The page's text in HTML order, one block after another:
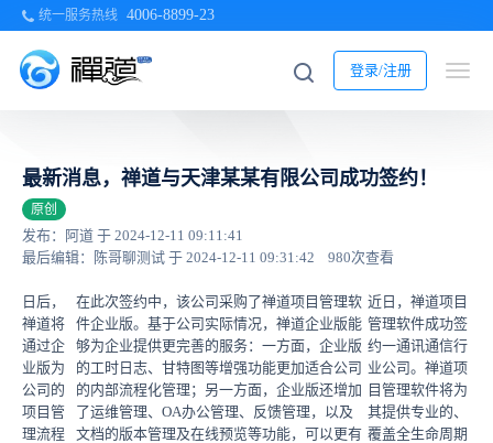
统一服务热线 4006-8899-23
登录/注册
最新消息，禅道与天津某某有限公司成功签约！
原创
发布：阿道 于 2024-12-11 09:11:41
最后编辑：陈哥聊测试 于 2024-12-11 09:31:42
980次查看
近日，禅道项目
管理软件成功签
约一通讯通信行
业公司。禅道项
目管理软件将为
其提供专业的、
覆盖全生命周期
在此次签约中，该公司采购了禅道项目管理软
件企业版。基于公司实际情况，禅道企业版能
够为企业提供更完善的服务：一方面，企业版
的工时日志、甘特图等增强功能更加适合公司
的内部流程化管理；另一方面，企业版还增加
了运维管理、OA办公管理、反馈管理，以及
文档的版本管理及在线预览等功能，可以更有
日后，
禅道将
通过企
业版为
公司的
项目管
理流程